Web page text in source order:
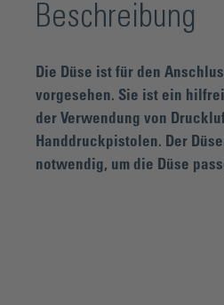
Beschreibung
Die Düse ist für den
vorgesehen. Sie ist ein
der Verwendung von
Handdruckpistolen. Der
notwendig, um die Düse